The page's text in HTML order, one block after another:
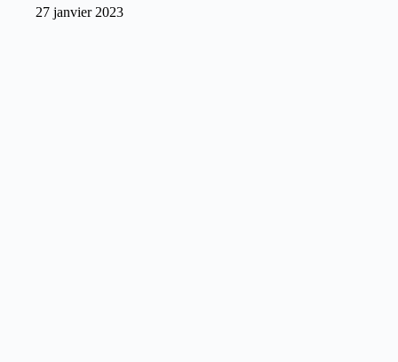
27 janvier 2023